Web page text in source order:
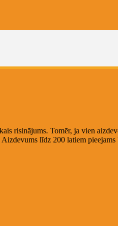
risinājums. Tomēr, ja vien
līdz 200 latiem